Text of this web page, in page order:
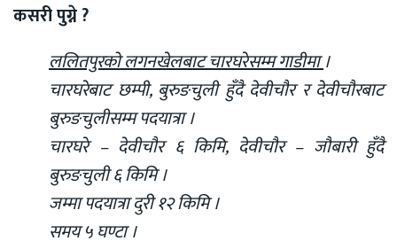
कसरी पुग्ने ?
ललितपुरको लगनखेलबाट चारघरेसम्म गाडीमा।
चारघरेबाट छम्पी, बुरुङचुली हुँदै देवीचौर र देवीचौरबाट
बुरुङचुलीसम्म पदयात्रा ।
चारघरे – देवीचौर ६ किमि, देवीचौर – जौबारी हुँदै
बुरुङचुली ६ किमि ।
जम्मा पदयात्रा दुरी १२ किमि ।
समय ५ घण्टा ।